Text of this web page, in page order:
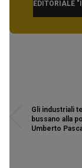
EDITORIALE
Gli industriali
bussano alla
Umberto